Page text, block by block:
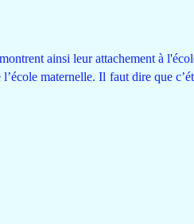
ainsi leur attachement à
maternelle. Il faut dire que